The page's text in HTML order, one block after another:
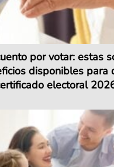
por votar: estas
disponibles para
electoral